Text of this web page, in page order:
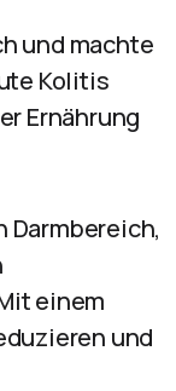
und machte
Kolitis
Ernährung
Darmbereich,
einem
und